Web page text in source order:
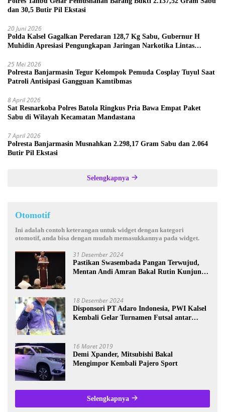
dan 30,5 Butir Pil Ekstasi
20 Juni 2026
Polda Kalsel Gagalkan Peredaran 128,7 Kg Sabu, Gubernur H
Muhidin Apresiasi Pengungkapan Jaringan Narkotika Lintas
25 Mei 2026
Polresta Banjarmasin Tegur Kelompok Pemuda Cosplay Tuyul Saat
Patroli Antisipasi Gangguan Kamtibmas
8 April 2026
Sat Resnarkoba Polres Batola Ringkus Pria Bawa Empat Paket
Sabu di Wilayah Kecamatan Mandastana
7 April 2026
Polresta Banjarmasin Musnahkan 2.298,17 Gram Sabu dan 2.064
Butir Pil Ekstasi
Selengkapnya
Otomotif
Ini adalah contoh keterangan untuk widget dengan kategori
otomotif, anda bisa dengan mudah memasukkannya pada widget.
31 Desember 2024
Pastikan Swasembada Pangan Terwujud,
Mentan Andi Amran Bakal Rutin Kunjungi
18 Desember 2024
Disponsori PT Adaro Indonesia, PWI Kalsel
Kembali Gelar Turnamen Futsal antar
16 Maret 2019
Demi Xpander, Mitsubishi Bakal
Mengimpor Kembali Pajero Sport
Selengkapnya